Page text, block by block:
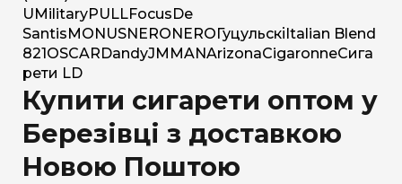
U MilitaryPULLFocus De
Santis MONUSNERO NERO Гуцульскі Italian Blend
821 OSCAR DandyJM MANArizonaCigaronneСига
рети LD
Купити сигарети оптом у
Березівці з доставкою
Новою Поштою